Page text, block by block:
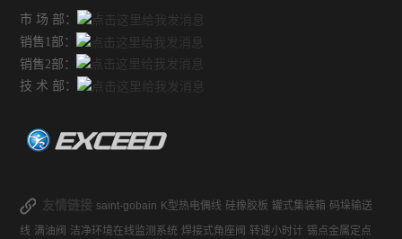
市 场 部：
销售1部：
销售2部：
技 术 部：
友情链接 saint-gobain K型热电偶线 硅橡胶板 罐式集装箱 码垛输送
线 满油阀 洁净环境在线监测系统 焊接式角座阀 转速小时计 锡点金属定点